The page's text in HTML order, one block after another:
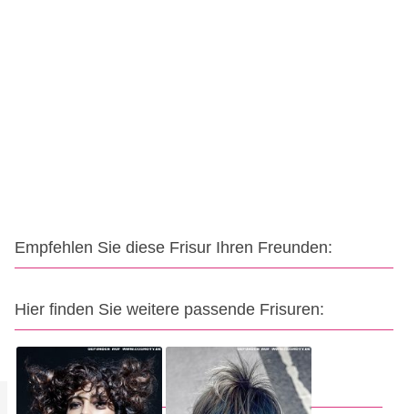
Empfehlen Sie diese Frisur Ihren Freunden:
Hier finden Sie weitere passende Frisuren: